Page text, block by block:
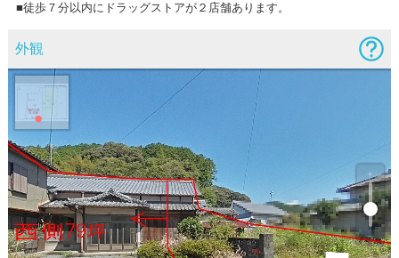
■徒歩７分以内にドラッグストアが２店舗あります。